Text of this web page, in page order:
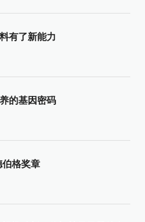
有了新能力
的基因密码
伯格奖章